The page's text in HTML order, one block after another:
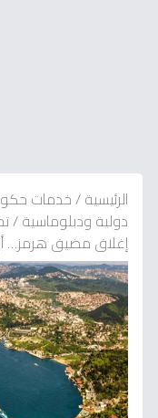
الرئيسية/خدمات
دولية ودبلوماسية/
إغلاق مضيق هرمز…